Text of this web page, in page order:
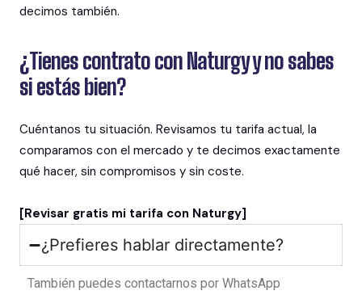
decimos también.
¿Tienes contrato con Naturgy y no sabes
si estás bien?
Cuéntanos tu situación. Revisamos tu tarifa actual, la
comparamos con el mercado y te decimos exactamente
qué hacer, sin compromisos y sin coste.
[Revisar gratis mi tarifa con Naturgy]
¿Prefieres hablar directamente?
También puedes contactarnos por WhatsApp